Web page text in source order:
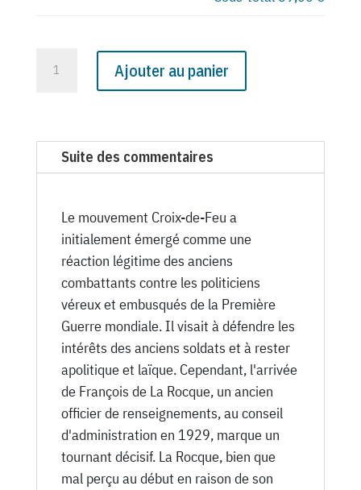
du
Canard
Janvier
1936
Ajouter au panier
Suite des commentaires
Le mouvement Croix-de-Feu a
initialement émergé comme une
réaction légitime des anciens
combattants contre les politiciens
véreux et embusqués de la Première
Guerre mondiale. Il visait à défendre les
intérêts des anciens soldats et à rester
apolitique et laïque. Cependant, l'arrivée
de François de La Rocque, un ancien
officier de renseignements, au conseil
d'administration en 1929, marque un
tournant décisif. La Rocque, bien que
mal perçu au début en raison de son